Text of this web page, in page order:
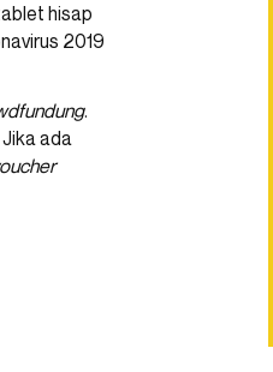
hisap
2019
.
ada